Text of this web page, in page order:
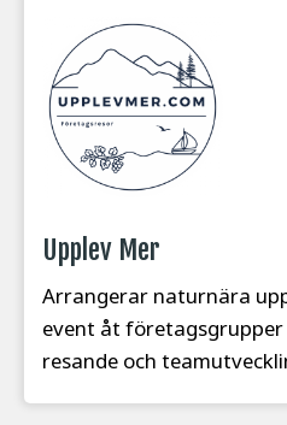
Upplev Mer
Arrangerar naturnära
event åt
resande och